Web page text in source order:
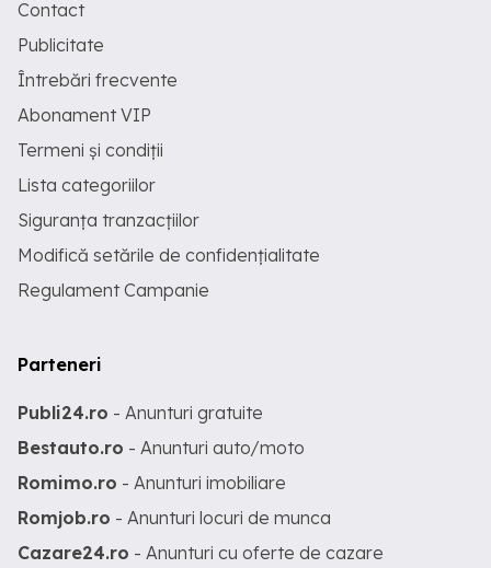
Contact
Publicitate
Întrebări frecvente
Abonament VIP
Termeni și condiții
Lista categoriilor
Siguranța tranzacțiilor
Modifică setările de confidențialitate
Regulament Campanie
Parteneri
Publi24.ro - Anunturi gratuite
Bestauto.ro - Anunturi auto/moto
Romimo.ro - Anunturi imobiliare
Romjob.ro - Anunturi locuri de munca
Cazare24.ro - Anunturi cu oferte de cazare